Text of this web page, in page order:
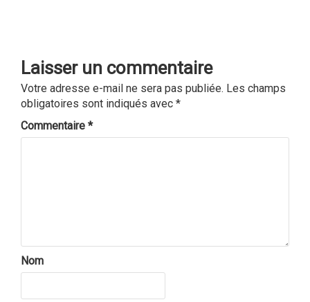
Laisser un commentaire
Votre adresse e-mail ne sera pas publiée. Les champs
obligatoires sont indiqués avec *
Commentaire *
Nom